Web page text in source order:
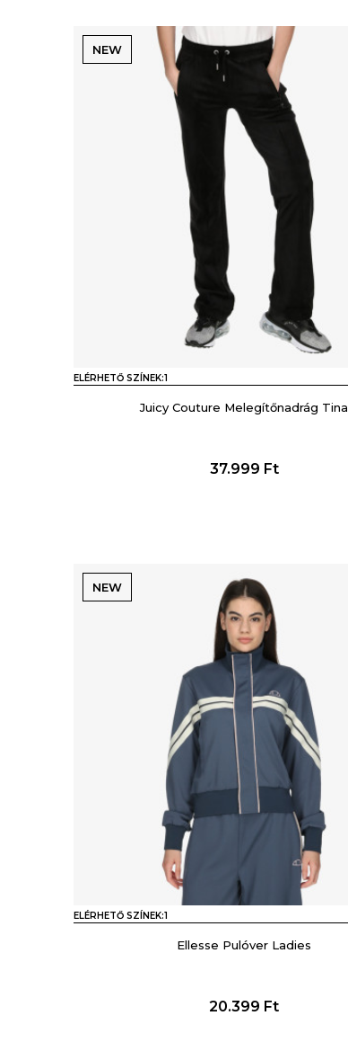
NEW
ELÉRHETŐ SZÍNEK:1
Juicy Couture Melegítőnadrág Tina
37.999 Ft
NEW
ELÉRHETŐ SZÍNEK:1
Ellesse Pulóver Ladies
20.399 Ft